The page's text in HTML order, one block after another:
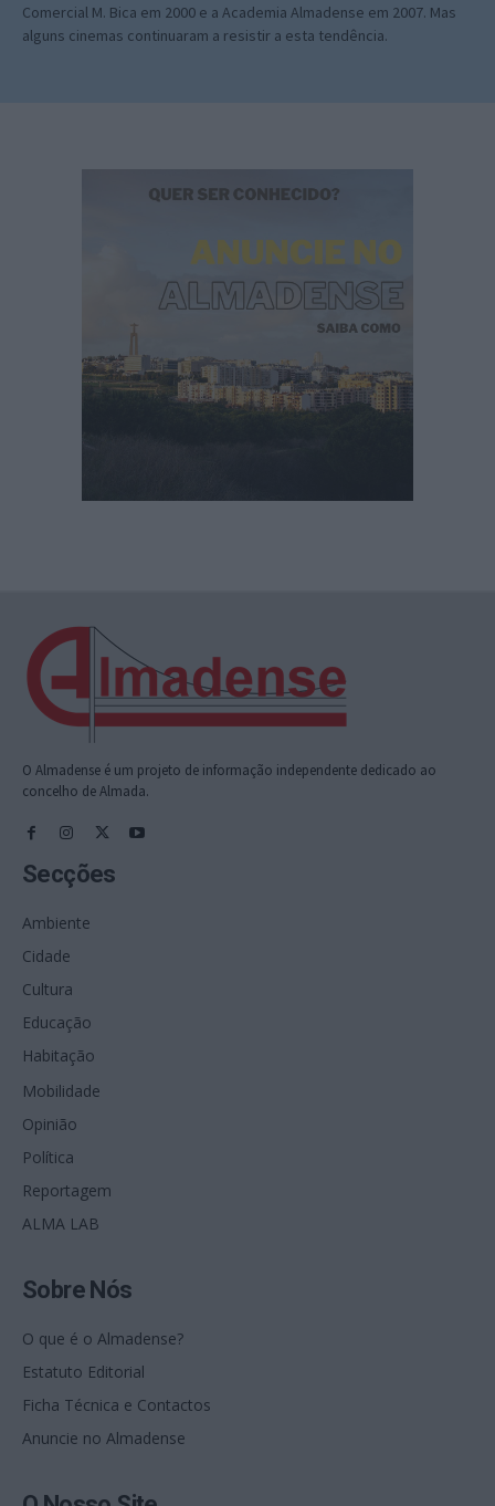
Comercial M. Bica em 2000 e a Academia Almadense em 2007. Mas
alguns cinemas continuaram a resistir a esta tendência.
O Almadense é um projeto de informação independente dedicado ao
concelho de Almada.
Secções
Ambiente
Cidade
Cultura
Educação
Habitação
Mobilidade
Opinião
Política
Reportagem
ALMA LAB
Sobre Nós
O que é o Almadense?
Estatuto Editorial
Ficha Técnica e Contactos
Anuncie no Almadense